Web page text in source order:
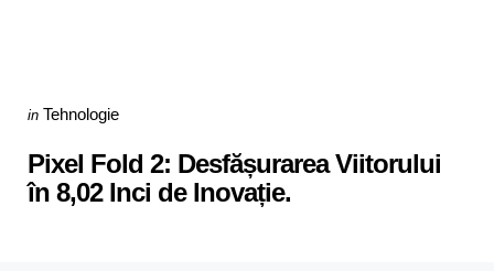
Categories
Posted
in Tehnologie
Pixel Fold 2: Desfășurarea Viitorului
în 8,02 Inci de Inovație.